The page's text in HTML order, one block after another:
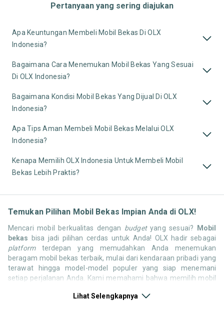
Pertanyaan yang sering diajukan
Apa Keuntungan Membeli Mobil Bekas Di OLX
Indonesia?
Bagaimana Cara Menemukan Mobil Bekas Yang Sesuai
Di OLX Indonesia?
Bagaimana Kondisi Mobil Bekas Yang Dijual Di OLX
Indonesia?
Apa Tips Aman Membeli Mobil Bekas Melalui OLX
Indonesia?
Kenapa Memilih OLX Indonesia Untuk Membeli Mobil
Bekas Lebih Praktis?
Temukan Pilihan Mobil Bekas Impian Anda di OLX!
Mencari mobil berkualitas dengan budgetyang sesuai? Mobil
bekas bisa jadi pilihan cerdas untuk Anda! OLX hadir sebagai
platformterdepan yang memudahkan Anda menemukan
beragam mobil bekas terbaik, mulai dari kendaraan pribadi yang
terawat hingga model-model populer yang siap menemani
setiap perjalanan Anda. Kami memahami bahwa memilih mobil
ribuan daftar dari penjual terpercaya di seluruh Indonesia.
Lihat Selengkapnya